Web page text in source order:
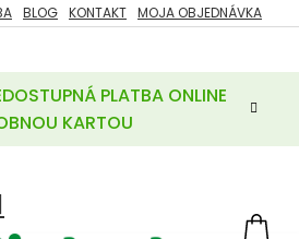
PLATBA ONLINE
KARTOU
BLOG KONTAKT MOJA OBJEDNÁVKA